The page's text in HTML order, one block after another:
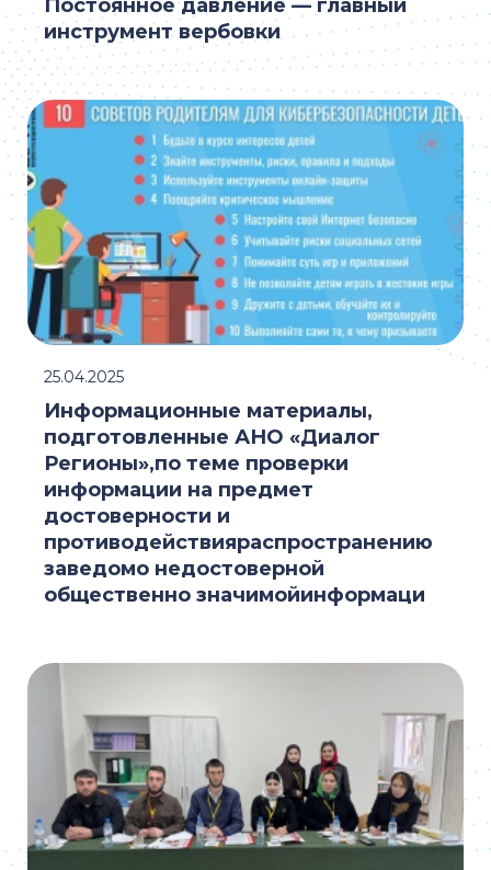
Постоянное давление — главный
инструмент вербовки
Информационные материалы,
подготовленные АНО «Диалог
Регионы»,по теме проверки
информации на предмет
достоверности и
противодействияраспространению
заведомо недостоверной
общественно значимойинформаци
25.04.2025